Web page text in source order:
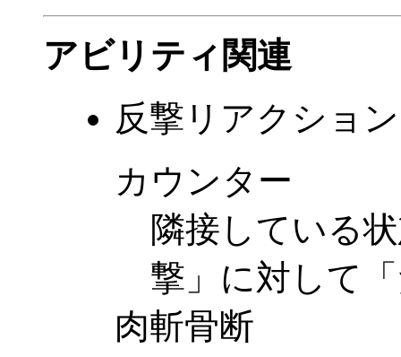
アビリティ関連
反撃リアクショ
カウンター
隣接している
撃」に対して
肉斬骨断